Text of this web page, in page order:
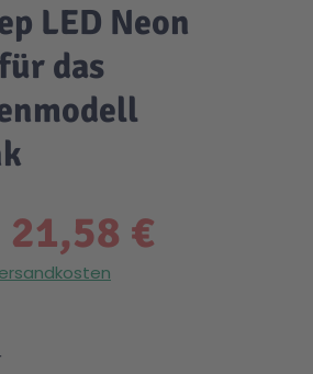
LED Neon
das
21,58 €